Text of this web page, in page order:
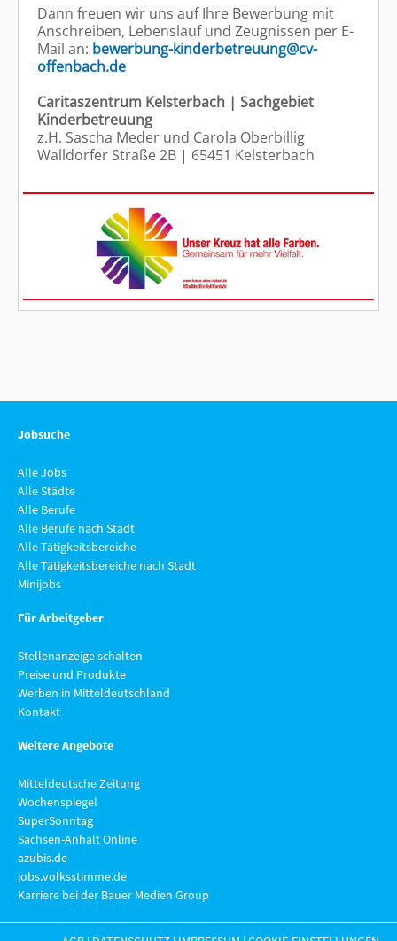
Jobsuche
Alle Jobs
Alle Städte
Alle Berufe
Alle Berufe nach Stadt
Alle Tätigkeitsbereiche
Alle Tätigkeitsbereiche nach Stadt
Minijobs
Für Arbeitgeber
Stellenanzeige schalten
Preise und Produkte
Werben in Mitteldeutschland
Kontakt
Weitere Angebote
Mitteldeutsche Zeitung
Wochenspiegel
SuperSonntag
Sachsen-Anhalt Online
azubis.de
jobs.volksstimme.de
Karriere bei der Bauer Medien Group